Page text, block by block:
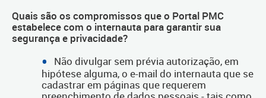
Quais são os compromissos que o Portal PMC
estabelece com o internauta para garantir sua
segurança e privacidade?
Não divulgar sem prévia autorização, em
hipótese alguma, o e-mail do internauta que se
cadastrar em páginas que requerem